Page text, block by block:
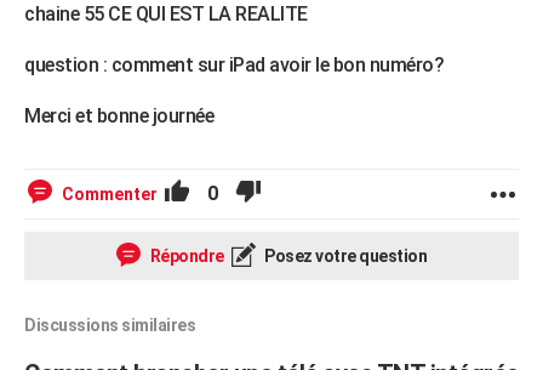
chaine 55 CE QUI EST LA REALITE
question : comment sur iPad avoir le bon numéro?
Merci et bonne journée
Commenter 0
Répondre Posez votre question
Discussions similaires